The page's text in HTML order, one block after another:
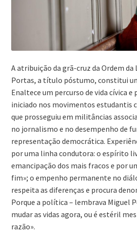
A atribuição da grã-cruz da Ordem da
Portas, a título póstumo, constitui
Enaltece um percurso de vida cívica
iniciado nos movimentos estudantis
que prosseguiu em militâncias
no jornalismo e no desempenho de
representação democrática.
por uma linha condutora: o espírito
emancipação dos mais fracos e por
fim»; o empenho permanente no
respeita as diferenças e procura
Porque a política – lembrava Miguel
mudar as vidas agora, ou é estéril
razão».